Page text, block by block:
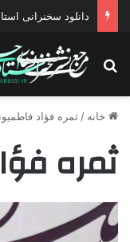
دانلود سخنرانی
جستجو برای
خانه / ثمره فؤاد
ثمره